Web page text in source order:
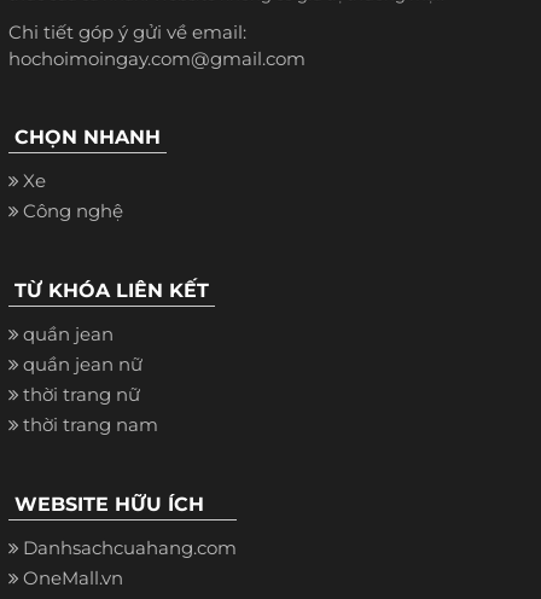
Chi tiết góp ý gửi về email:
hochoimoingay.com@gmail.com
CHỌN NHANH
Xe
Công nghệ
TỪ KHÓA LIÊN KẾT
quần jean
quần jean nữ
thời trang nữ
thời trang nam
WEBSITE HỮU ÍCH
Danhsachcuahang.com
OneMall.vn